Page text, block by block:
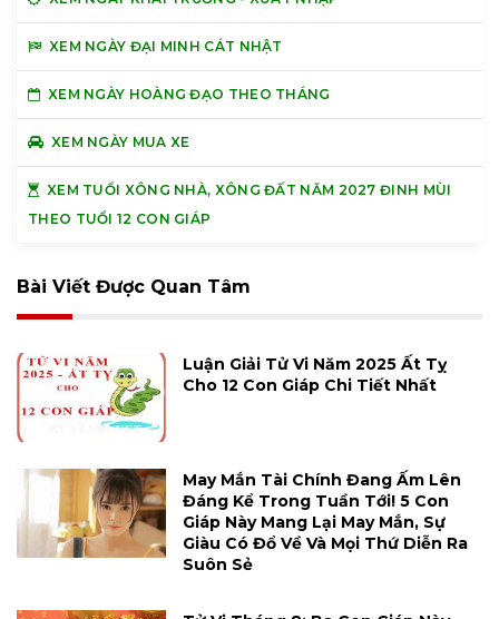
XEM NGÀY ĐẠI MINH CÁT NHẬT
XEM NGÀY HOÀNG ĐẠO THEO THÁNG
XEM NGÀY MUA XE
XEM TUỔI XÔNG NHÀ, XÔNG ĐẤT NĂM 2027 ĐINH MÙI
THEO TUỔI 12 CON GIÁP
Bài Viết Được Quan Tâm
Luận Giải Tử Vi Năm 2025 Ất Tỵ
Cho 12 Con Giáp Chi Tiết Nhất
May Mắn Tài Chính Đang Ấm Lên
Đáng Kể Trong Tuần Tới! 5 Con
Giáp Này Mang Lại May Mắn, Sự
Giàu Có Đổ Về Và Mọi Thứ Diễn Ra
Suôn Sẻ